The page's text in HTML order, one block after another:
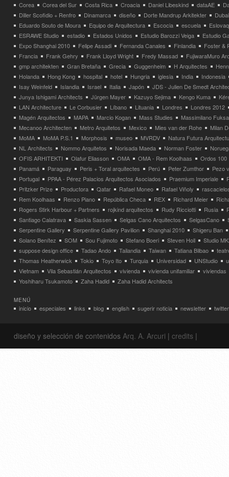
Corea
Corea del Sur Costa Rica Croacia Daniel Libeskind dataAE
Diller Scofidio + Renfro
Dinamarca diseño Dorte Mandrup Arkitekter
Dubai
Eduardo Souto de Moura
Equipo de Arquitectura Escocia escuela
ESRAWE Studio
estadio Estados Unidos Estudio Barozzi Veiga
Estudio
Expo Shanghai 2010
Felipe Assadi Fernanda Canales Finlandia
Foster &
Francia
Frank Gehry Frank Lloyd Wright Fredy Massad
FujiwaraMuro
gmp architekten
Gran Bretaña Grecia Guggenheim H Arquitectes
Holanda
Hong Kong hospital hotel Hungria iglesia India
Indonesia
Isay Weinfeld
Islandia Israel Italia Japón
JDS - Julien De Smedt
Junya Ishigami Architects
Jürgen Mayer Kazuyo Sejima Kengo Kuma
LAN Architecture
Le Corbusier Líbano Lituania Londres
Londres 2012
Magén Arquitectos
MAPA Marcio Kogan Mass Studies
Massimilano
Mecanoo Architecten
Metro Arquitetos Mexico Mies van der Rohe
Milan
MoMA
MoMA P.S.1 Morphosis museo MVRDV
Natura Futura
NL Architects
Nommo Arquitetos Norisada Maeda Norman Foster
OFIS ARHITEKTI
Olafur Eliasson OMA OMA - Rem Koolhaas
Ordos 100
Panamá
Paraguay Peris + Toral arquitectes Perú Peter Zumthor
Pezo
Portugal
PPAA - Pérez Palacios Arquitectos Asociados Praemium Imperiale
Pritzker Prize
Productora Qatar Rafael Moneo Rafael Viñoly
Rem Koolhaas
Renzo Piano República Checa REX Richard Meier
Rogers Stirk Harbour + Partners
rojkind arquitectos Rudy Ricciotti Rusia
Santiago Calatrava
Saskia Sassen Selgas Cano Arquitectos SelgasCano
Serpentine Gallery
Serpentine Gallery Pavilion Shanghai 2010
Shigeru Ban
Solano Benítez
SOM Sou Fujimoto Stefano Boeri Steven Holl
Studio
suppose design office
Tadao Ando Tailandia Taiwan Tatiana Bilbao
Thomas Heatherwick
Tokio Toyo Ito Turquia Universidad UNStudio
Vietnam
Vila Sebastián Arquitectos vivienda vivienda unifamiliar
viviendas
Yoshiharu Tsukamoto
Zaha Hadid Zaha Hadid Architects
MENÚ
inicio especiales links blog english sugerir noticia newsletter twitter
diseño y selección de contenidos Arq. A. Arcuri | credits |